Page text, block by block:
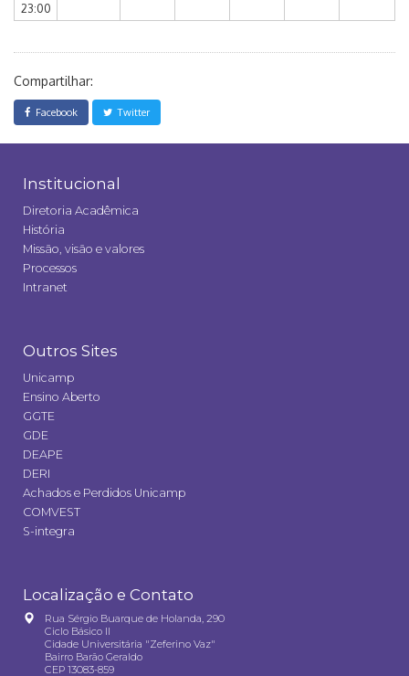
23:00
Compartilhar:
Facebook Twitter
Institucional
Diretoria Acadêmica
História
Missão, visão e valores
Processos
Intranet
Outros Sites
Unicamp
Ensino Aberto
GGTE
GDE
DEAPE
DERI
Achados e Perdidos Unicamp
COMVEST
S-integra
Localização e Contato
Rua Sérgio Buarque de Holanda, 290
Ciclo Básico II
Cidade Universitária "Zeferino Vaz"
Bairro Barão Geraldo
CEP 13083-859